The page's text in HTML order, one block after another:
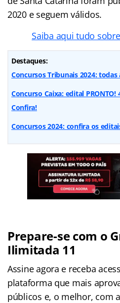
2020 e seguem válidos.
Saiba aqui tudo
Destaques:
Concursos Tribunais 2024:
Concurso Caixa: edital PRONTO!
Confira!
Concursos 2024: confira os
Prepare-se com o
Ilimitada 11
Assine agora e receba
plataforma que mais
públicos e, o melhor, com